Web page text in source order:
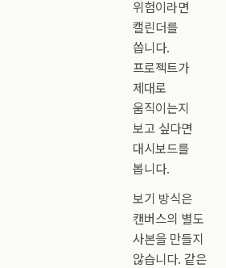
위험이라면
캘린더를
씁니다.
프로젝트가
제대로
움직이는지
보고 싶다면
대시보드를
봅니다.
보기 방식은
캔버스의 별도
사본을 만들지
않습니다. 같은